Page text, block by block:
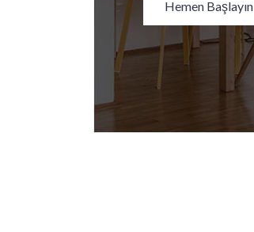
Hemen Başlayın